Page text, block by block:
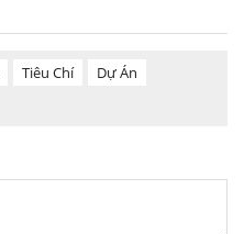
Tiêu Chí
Dự Án